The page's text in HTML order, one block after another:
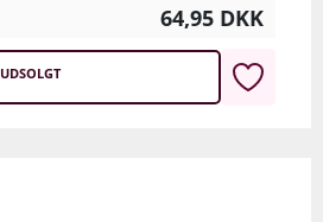
64,95 DKK
UDSOLGT